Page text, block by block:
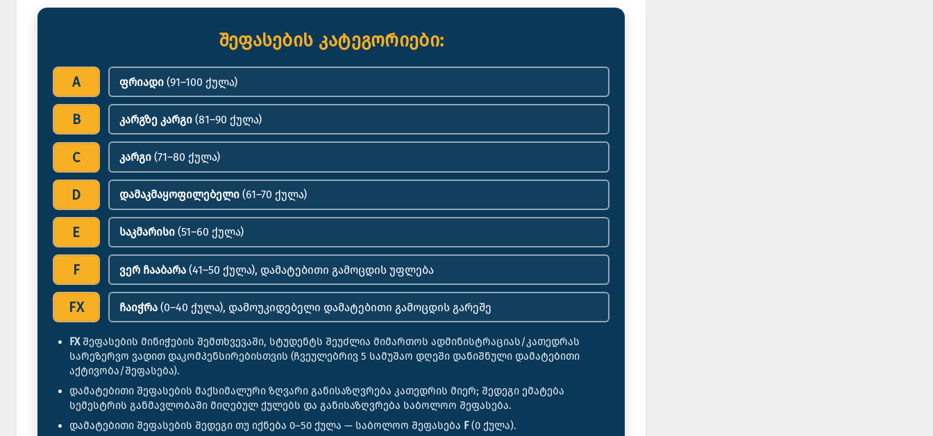
შეფასების კატეგორიები:
A ფრიადი(91–100 ქულა)
B კარგზე კარგი(81–90 ქულა)
C კარგი(71–80 ქულა)
D დამაკმაყოფილებელი(61–70 ქულა)
E საკმარისი(51–60 ქულა)
F ვერ ჩააბარა(41–50 ქულა), დამატებითი გამოცდის უფლება
FX ჩაიჭრა(0–40 ქულა), დამოუკიდებელი დამატებითი გამოცდის გარეშე
FXშეფასების მინიჭების შემთხვევაში, სტუდენტს შეუძლია მიმართოს ადმინისტრაციას/კათედრას
სარეზერვო ვადით დაკომპენსირებისთვის (ჩვეულებრივ 5 სამუშაო დღეში დანიშნული დამატებითი
აქტივობა/შეფასება).
დამატებითი შეფასების მაქსიმალური ზღვარი განისაზღვრება კათედრის მიერ; შედეგი ემატება
სემესტრის განმავლობაში მიღებულ ქულებს და განისაზღვრება საბოლოო შეფასება.
დამატებითი შეფასების შედეგი თუ იქნება 0–50 ქულა — საბოლოო შეფასება F(0 ქულა).